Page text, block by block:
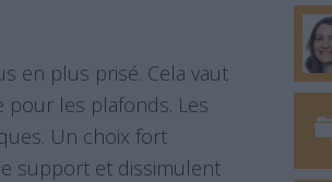
en plus prisé. Cela vaut
les plafonds. Les
Un choix fort
support et dissimulent